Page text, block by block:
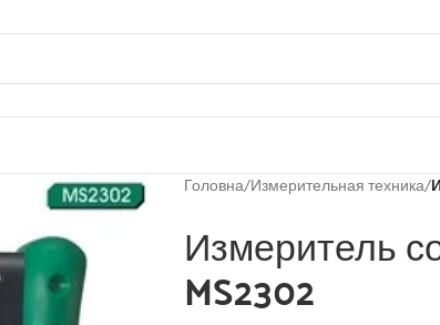
Головна/Измерительная техника/
Измеритель
MS2302